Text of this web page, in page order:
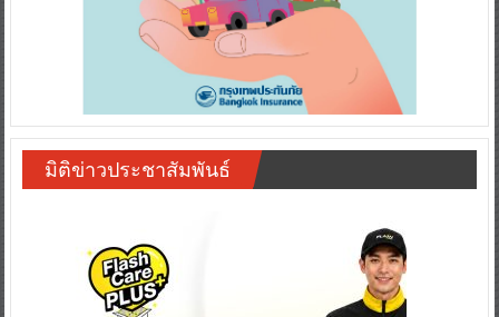
มิติข่าวประชาสัมพันธ์